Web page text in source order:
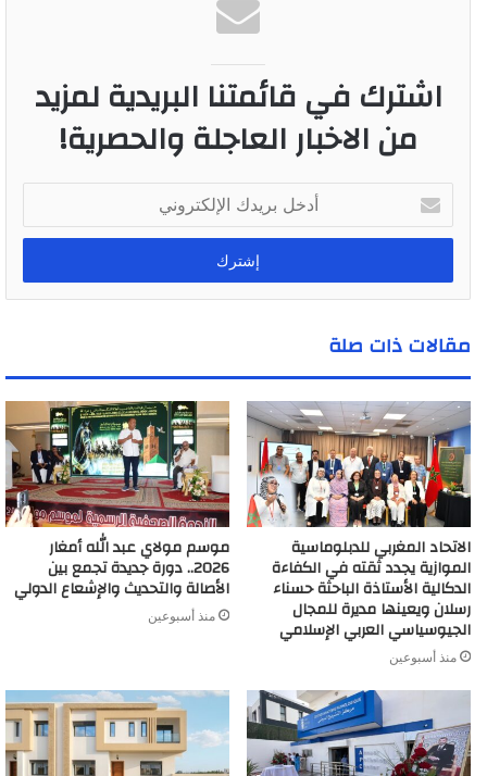
اشترك في قائمتنا البريدية لمزيد
من الاخبار العاجلة والحصرية!
خ
ب
د
ك
ا
إ
ل
ك
ن
ي
مقالات ذات صلة
الاتحاد المغربي للدبلوماسية
الموازية يجدد ثقته في الكفاءة
الدكالية الأستاذة الباحثة حسناء
رسلان ويعينها مديرة للمجال
الجيوسياسي العربي الإسلامي
منذ أسبوعين
موسم مولاي عبد الله أمغار
2026.. دورة جديدة تجمع بين
الأصالة والتحديث والإشعاع الدولي
منذ أسبوعين